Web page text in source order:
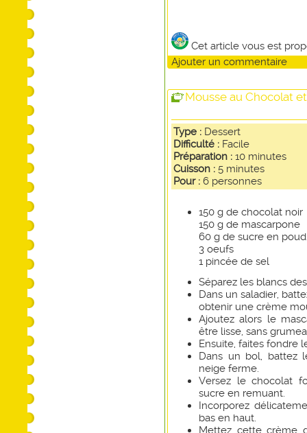
Cet article vous est
Ajouter un commentaire
Mousse au Chocolat
Type : Dessert
Difficulté : Facile
Préparation : 10 minutes
Cuisson : 5 minutes
Pour : 6 personnes
150 g de chocolat noir
150 g de mascarpone
60 g de sucre en
3 oeufs
1 pincée de sel
Séparez les blancs
Dans un saladier,
obtenir une crème
Ajoutez alors le
être lisse, sans
Ensuite, faites fondre
Dans un bol, battez
neige ferme.
Versez le chocolat
sucre en remuant.
Incorporez
bas en haut.
Mettez cette crème